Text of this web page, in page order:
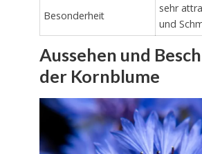
Besonderheit
sehr
und
Aussehen und
der Kornblume